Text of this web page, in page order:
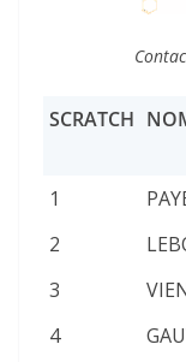
SCRATCH
1
2
3
4